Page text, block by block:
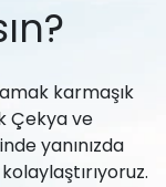
karmaşık
Çekya ve
yanınızda